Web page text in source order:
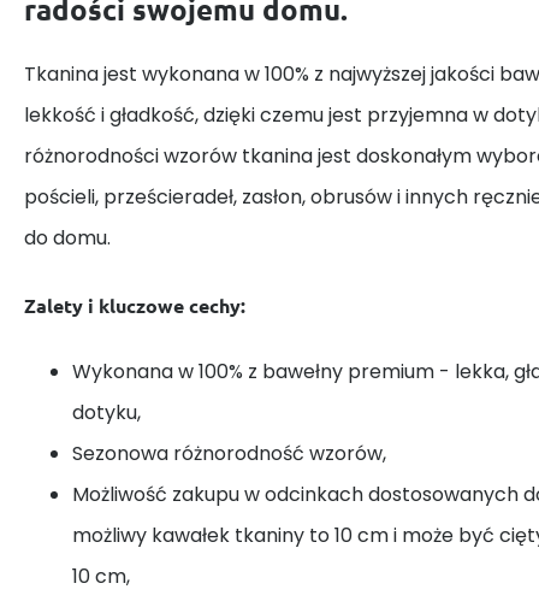
radości swojemu domu.
Tkanina jest wykonana w 100% z najwyższej jakości
lekkość i gładkość, dzięki czemu jest przyjemna w
różnorodności wzorów tkanina jest doskonałym
pościeli, prześcieradeł, zasłon, obrusów i innych
do domu.
Zalety i kluczowe cechy:
Wykonana w 100% z bawełny premium - lekka,
dotyku,
Sezonowa różnorodność wzorów,
Możliwość zakupu w odcinkach dostosowanych
możliwy kawałek tkaniny to 10 cm i może być
10 cm,